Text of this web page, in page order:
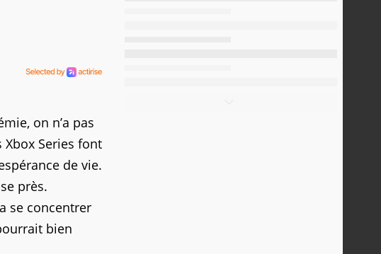
on n’a pas
Xbox Series font
de vie.
près.
se concentrer
bien